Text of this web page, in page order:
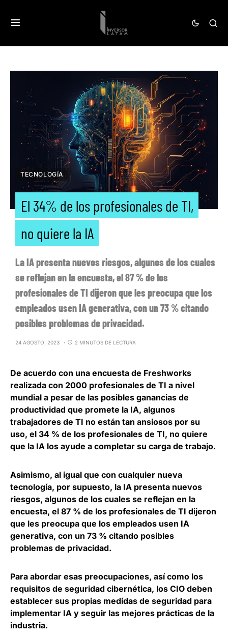
TECNOLOGÍA
El 34% de los profesionales de TI,
no quiere la IA
La IA presenta nuevos riesgos, algunos de los cuales
se reflejan en la encuesta, el 87 % de los
profesionales de TI dijeron que les preocupa que los
empleados usen IA generativa, con un 73 % citando
posibles problemas de privacidad.
24 AGOSTO, 2023 2 MINUTOS DE LECTURA
De acuerdo con una encuesta de Freshworks
realizada con 2000 profesionales de TI a nivel
mundial a pesar de las posibles ganancias de
productividad que promete la IA, algunos
trabajadores de TI no están tan ansiosos por su
uso, el 34 % de los profesionales de TI, no quiere
que la IA los ayude a completar su carga de trabajo.
Asimismo, al igual que con cualquier nueva
tecnología, por supuesto, la IA presenta nuevos
riesgos, algunos de los cuales se reflejan en la
encuesta, el 87 % de los profesionales de TI dijeron
que les preocupa que los empleados usen IA
generativa, con un 73 % citando posibles
problemas de privacidad.
Para abordar esas preocupaciones, así como los
requisitos de seguridad cibernética, los CIO deben
establecer sus propias medidas de seguridad para
implementar IA y seguir las mejores prácticas de la
industria.